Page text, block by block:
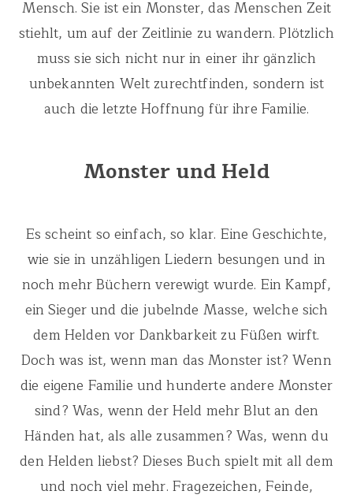
Mensch. Sie ist ein Monster, das Menschen Zeit
stiehlt, um auf der Zeitlinie zu wandern. Plötzlich
muss sie sich nicht nur in einer ihr gänzlich
unbekannten Welt zurechtfinden, sondern ist
auch die letzte Hoffnung für ihre Familie.
Monster und Held
Es scheint so einfach, so klar. Eine Geschichte,
wie sie in unzähligen Liedern besungen und in
noch mehr Büchern verewigt wurde. Ein Kampf,
ein Sieger und die jubelnde Masse, welche sich
dem Helden vor Dankbarkeit zu Füßen wirft.
Doch was ist, wenn man das Monster ist? Wenn
die eigene Familie und hunderte andere Monster
sind? Was, wenn der Held mehr Blut an den
Händen hat, als alle zusammen? Was, wenn du
den Helden liebst? Dieses Buch spielt mit all dem
und noch viel mehr. Fragezeichen, Feinde,